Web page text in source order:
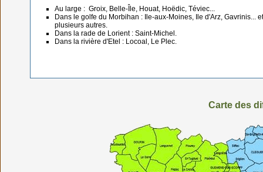
Au large : Groix, Belle-Île, Houat, Hoëdic, Téviec...
Dans le golfe du Morbihan : Ile-aux-Moines, Ile d'Arz, Gavrinis... et
plusieurs autres.
Dans la rade de Lorient : Saint-Michel.
Dans la rivière d'Etel : Locoal, Le Plec.
Carte des